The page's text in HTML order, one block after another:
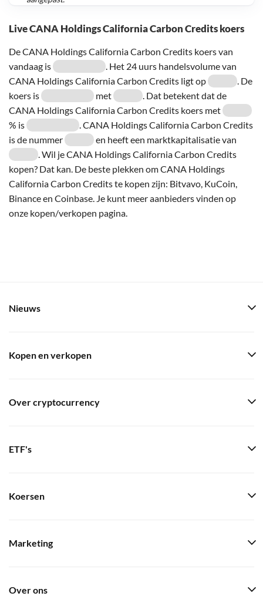
Live CANA Holdings California Carbon Credits koers
De CANA Holdings California Carbon Credits koers van
vandaag is
. Het 24 uurs handelsvolume van
CANA Holdings California Carbon Credits ligt op
. De
koers is
met
. Dat betekent dat de
CANA Holdings California Carbon Credits koers met
% is
. CANA Holdings California Carbon Credits
is de nummer
en heeft een marktkapitalisatie van
. Wil je CANA Holdings California Carbon Credits
kopen? Dat kan. De beste plekken om CANA Holdings
California Carbon Credits te kopen zijn: Bitvavo, KuCoin,
Binance en Coinbase. Je kunt meer aanbieders vinden op
onze kopen/verkopen pagina.
Nieuws
Kopen en verkopen
Over cryptocurrency
ETF's
Koersen
Marketing
Over ons